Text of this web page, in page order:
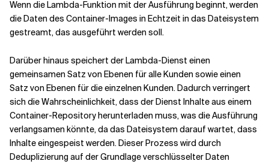
Wenn die Lambda-Funktion mit der Ausführung beginnt, werden
die Daten des Container-Images in Echtzeit in das Dateisystem
gestreamt, das ausgeführt werden soll.
Darüber hinaus speichert der Lambda-Dienst einen
gemeinsamen Satz von Ebenen für alle Kunden sowie einen
Satz von Ebenen für die einzelnen Kunden. Dadurch verringert
sich die Wahrscheinlichkeit, dass der Dienst Inhalte aus einem
Container-Repository herunterladen muss, was die Ausführung
verlangsamen könnte, da das Dateisystem darauf wartet, dass
Inhalte eingespeist werden. Dieser Prozess wird durch
Deduplizierung auf der Grundlage verschlüsselter Daten